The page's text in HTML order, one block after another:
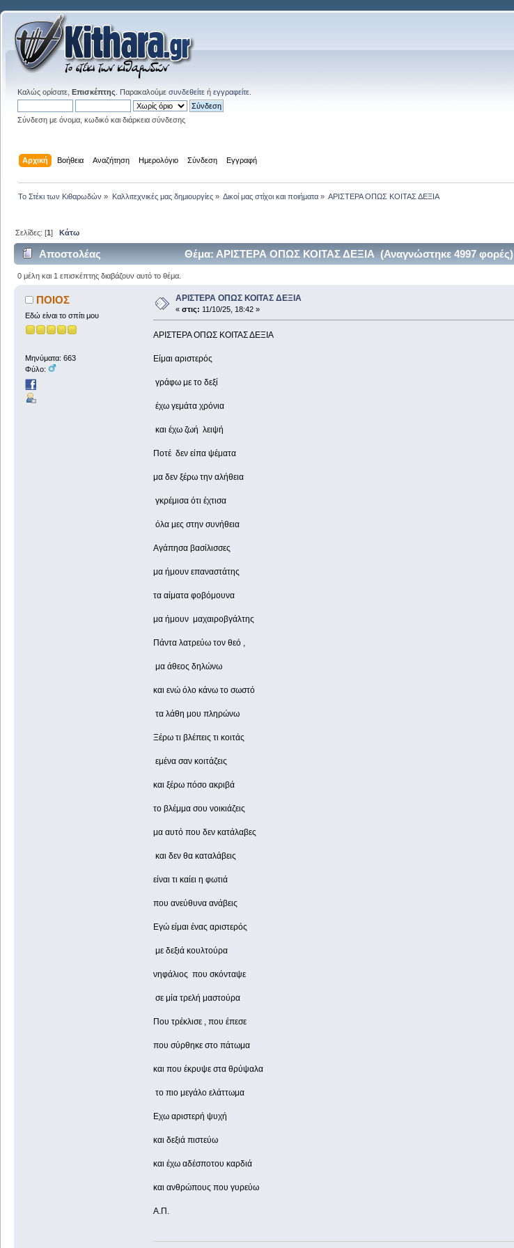
Καλώς ορίσατε, Επισκέπτης . Παρακαλούμε συνδεθείτε ή εγγραφείτε
Σύνδεση με όνομα, κωδικό και διάρκεια σύνδεσης
Αρχική Βοήθεια Αναζήτηση Ημερολόγιο Σύνδεση Εγγραφή
Το Στέκι των Κιθαρωδών » Καλλιτεχνικές μας δημιουργίες» Δικοί μας στίχοι και ποιήματα» ΑΡΙΣΤΕΡΑ ΟΠΩΣ ΚΟΙΤΑΣ ΔΕΞΙΑ
Σελίδες: [1]Κάτω
Αποστολέας Θέμα: ΑΡΙΣΤΕΡΑ ΟΠΩΣ ΚΟΙΤΑΣ ΔΕΞΙΑ (Αναγνώστηκε 4997 φορές)
0 μέλη και 1 επισκέπτης διαβάζουν αυτό το θέμα.
ΠΟΙΟΣ
Εδώ είναι το σπίτι μου
Μηνύματα: 663
Φύλο:
ΑΡΙΣΤΕΡΑ ΟΠΩΣ ΚΟΙΤΑΣ ΔΕΞΙΑ
« στις: 11/10/25, 18:42 »
ΑΡΙΣΤΕΡΑ ΟΠΩΣ ΚΟΙΤΑΣ ΔΕΞΙΑ
Είμαι αριστερός
γράφω με το δεξί
έχω γεμάτα χρόνια
και έχω ζωή λειψή
Ποτέ δεν είπα ψέματα
μα δεν ξέρω την αλήθεια
γκρέμισα ότι έχτισα
όλα μες στην συνήθεια
Αγάπησα βασίλισσες
μα ήμουν επαναστάτης
τα αίματα φοβόμουνα
μα ήμουν μαχαιροβγάλτης
Πάντα λατρεύω τον θεό ,
μα άθεος δηλώνω
και ενώ όλο κάνω το σωστό
τα λάθη μου πληρώνω
Ξέρω τι βλέπεις τι κοιτάς
εμένα σαν κοιτάζεις
και ξέρω πόσο ακριβά
το βλέμμα σου νοικιάζεις
μα αυτό που δεν κατάλαβες
και δεν θα καταλάβεις
είναι τι καίει η φωτιά
που ανεύθυνα ανάβεις
Εγώ είμαι ένας αριστερός
με δεξιά κουλτούρα
νηφάλιος που σκόνταψε
σε μία τρελή μαστούρα
Που τρέκλισε , που έπεσε
που σύρθηκε στο πάτωμα
και που έκρυψε στα θρύψαλα
το πιο μεγάλο ελάττωμα
Εχω αριστερή ψυχή
και δεξιά πιστεύω
και έχω αδέσποτου καρδιά
και ανθρώπους που γυρεύω
Α.Π.